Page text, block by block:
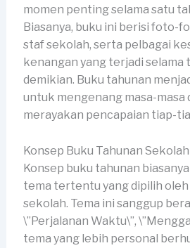
momen penting selama satu
Biasanya, buku ini berisi foto-
staf sekolah, serta pelbagai
kenangan yang terjadi selama
demikian. Buku tahunan
untuk mengenang masa-masa
merayakan pencapaian tiap-
Konsep Buku Tahunan Sekolah
Konsep buku tahunan
tema tertentu yang dipilih oleh
sekolah. Tema ini sanggup
\”Perjalanan Waktu\”,
tema yang lebih personal